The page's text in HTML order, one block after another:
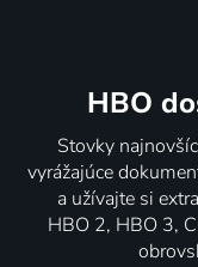
HBO
Stovky
vyrážajúce
a užívajte si
HBO 2, HBO 3,